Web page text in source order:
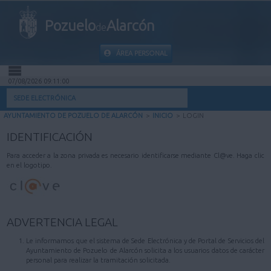
PozuelodeAlarcón
ÁREA PERSONAL
INICIO
MI CARPETA
INFORMACIÓN MUNICIPAL
AYUDA
07/08/2026 09:11:00
SEDE ELECTRÓNICA
AYUNTAMIENTO DE POZUELO DE ALARCÓN > INICIO > LOGIN
IDENTIFICACIÓN
Para acceder a la zona privada es necesario identificarse mediante Cl@ve. Haga clic
en el logotipo.
ADVERTENCIA LEGAL
Le informamos que el sistema de Sede Electrónica y de Portal de Servicios del
Ayuntamiento de Pozuelo de Alarcón solicita a los usuarios datos de carácter
personal para realizar la tramitación solicitada.